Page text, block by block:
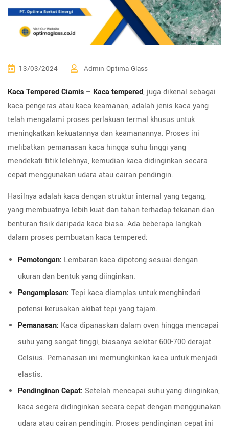
13/03/2024 Admin Optima Glass
Kaca Tempered Ciamis – Kaca tempered, juga dikenal sebagai
kaca pengeras atau kaca keamanan, adalah jenis kaca yang
telah mengalami proses perlakuan termal khusus untuk
meningkatkan kekuatannya dan keamanannya. Proses ini
melibatkan pemanasan kaca hingga suhu tinggi yang
mendekati titik lelehnya, kemudian kaca didinginkan secara
cepat menggunakan udara atau cairan pendingin.
Hasilnya adalah kaca dengan struktur internal yang tegang,
yang membuatnya lebih kuat dan tahan terhadap tekanan dan
benturan fisik daripada kaca biasa. Ada beberapa langkah
dalam proses pembuatan kaca tempered:
Pemotongan: Lembaran kaca dipotong sesuai dengan
ukuran dan bentuk yang diinginkan.
Pengamplasan: Tepi kaca diamplas untuk menghindari
potensi kerusakan akibat tepi yang tajam.
Pemanasan: Kaca dipanaskan dalam oven hingga mencapai
suhu yang sangat tinggi, biasanya sekitar 600-700 derajat
Celsius. Pemanasan ini memungkinkan kaca untuk menjadi
elastis.
Pendinginan Cepat: Setelah mencapai suhu yang diinginkan,
kaca segera didinginkan secara cepat dengan menggunakan
udara atau cairan pendingin. Proses pendinginan cepat ini